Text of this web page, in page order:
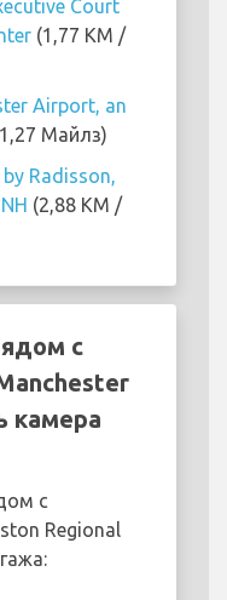
Court
(1,77 KM /
Airport, an
Майлз)
Radisson,
(2,88 KM /
с
камера
с
Regional